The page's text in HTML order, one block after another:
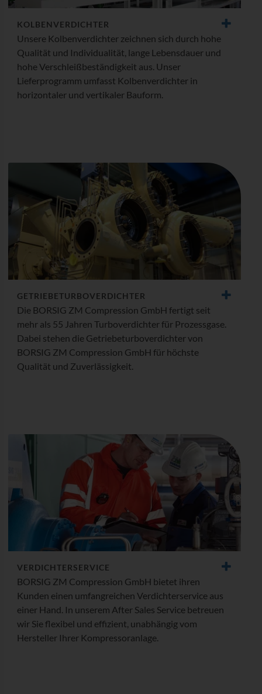
KOLBEN­VERDICHTER
Unsere Kolbenverdichter zeichnen sich durch hohe
Qualität und Individualität, lange Lebensdauer und
hohe Verschleißbeständigkeit aus. Unser
Lieferprogramm umfasst Kolbenverdichter in
horizontaler und vertikaler Bauform.
GETRIEBE­TURBO­­VER­DICHTER
Die BORSIG ZM Compression GmbH fertigt seit
mehr als 55 Jahren Turboverdichter für Prozessgase.
Dabei stehen die Getriebeturboverdichter von
BORSIG ZM Compression GmbH für höchste
Qualität und Zuverlässigkeit.
VERDICHTER­SERVICE
BORSIG ZM Compression GmbH bietet ihren
Kunden einen umfangreichen Verdichterservice aus
einer Hand. In unserem After Sales Service betreuen
wir Sie flexibel und effizient, unabhängig vom
Hersteller Ihrer Kompressoranlage.